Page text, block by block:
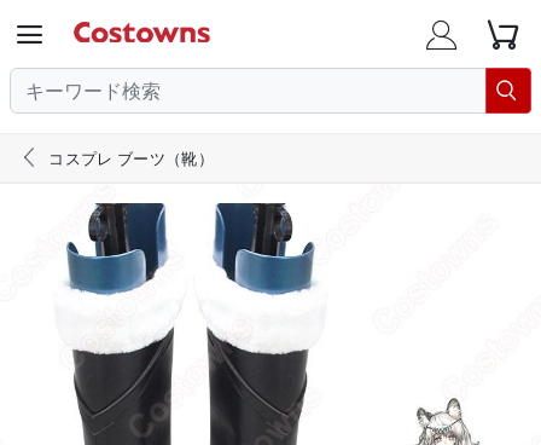
  

 コスプレ ブーツ（靴）